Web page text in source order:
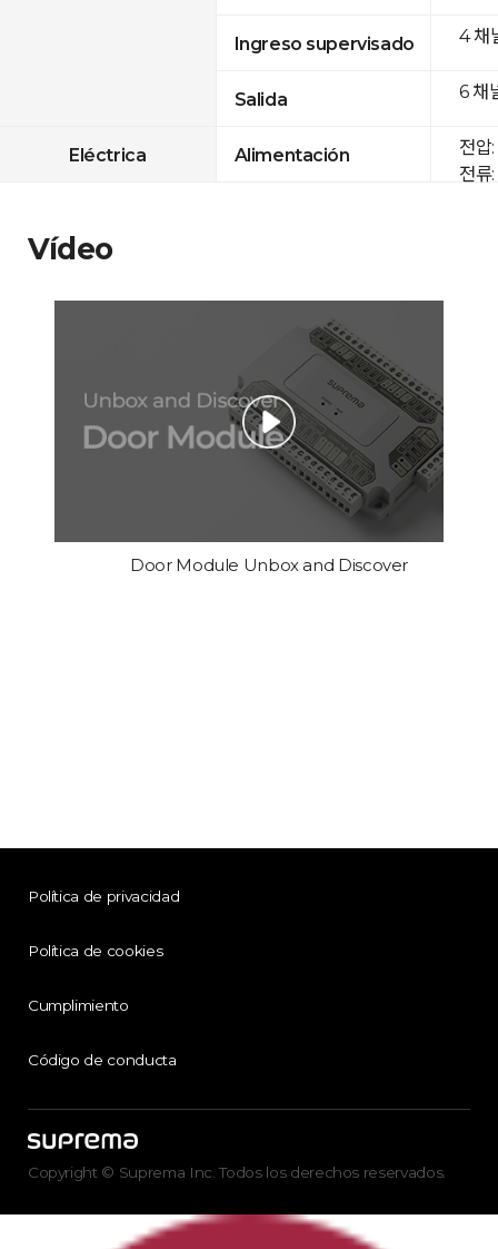
Ingreso supervisado
Salida
Eléctrica Alimentación
4 채
6 채
전압
전류
Vídeo
Door Module Unbox and Discover
Política de privacidad
Política de cookies
Cumplimiento
Código de conducta
Copyright © Suprema Inc. Todos los derechos reservados.